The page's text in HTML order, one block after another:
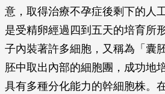
意，取得治療不孕症後剩下的人
是受精卵經過四到五天的培育所
子內裝著許多細胞，又稱為「囊
胚中取出內部的細胞團，成功地
具有多種分化能力的幹細胞株。